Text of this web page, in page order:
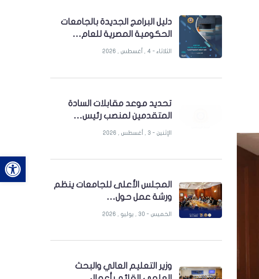
دليل البرامج الجديدة بالجامعات
الحكومية المصرية للعام…
الثلاثاء - 4 , أغسطس , 2026
تحديد موعد مقابلات السادة
المتقدمين لمنصب رئيس…
الإثنين - 3 , أغسطس , 2026
المجلس الأعلى للجامعات ينظم
ورشة عمل حول…
الخميس - 30 , يوليو , 2026
وزير التعليم العالي والبحث